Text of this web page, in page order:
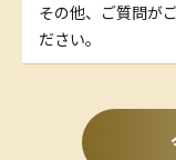
その他、ご質問が
ださい。